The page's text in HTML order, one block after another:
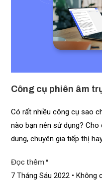
Công cụ phiên âm
Có rất nhiều công cụ sao
nào bạn nên sử dụng?
dung, chuyên gia tiếp thị
Đọc thêm "
7 Tháng Sáu 2022 Không